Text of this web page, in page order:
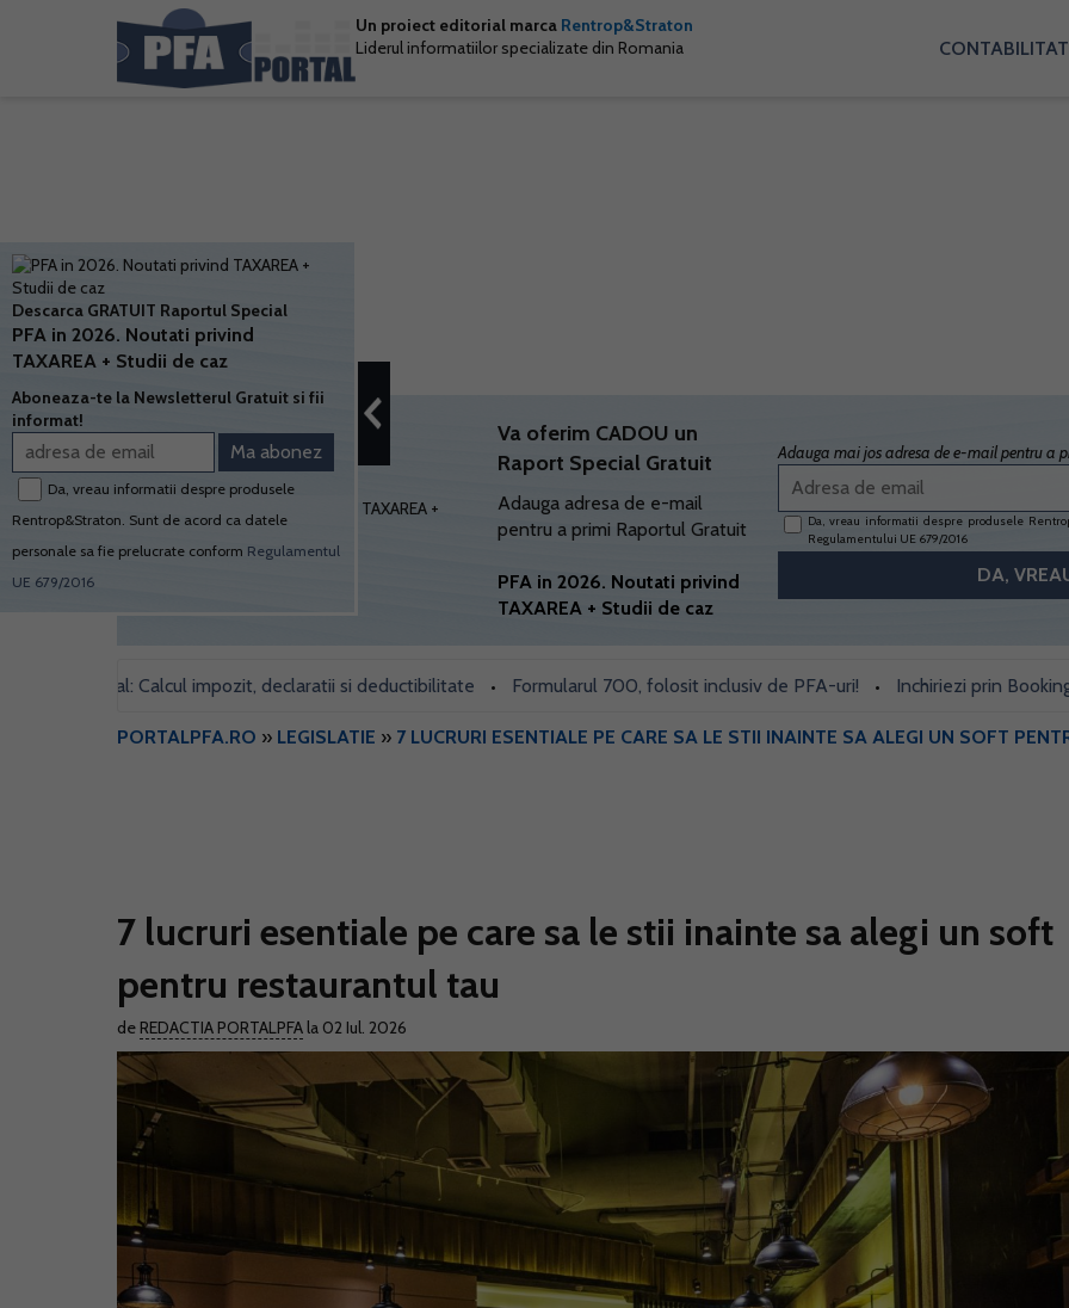
Un proiect editorial marca Rentrop&Straton
Liderul informatiilor specializate din Romania
Va oferim CADOU un
Raport Special Gratuit
Adauga adresa de e-mail
pentru a primi Raportul Gratuit
PFA in 2026. Noutati privind
TAXAREA + Studii de caz
Adauga mai jos adresa de e-mail pentru a
Da, vreau informatii despre produsele
Regulamentului UE 679/2016
social: Calcul impozit, declaratii si deductibilitate • Formularul 700, folosit inclusiv de PFA-uri! • Inchiriezi prin Booking si
PORTALPFA.RO » LEGISLATIE » 7 LUCRURI ESENTIALE PE CARE SA LE STII INAINTE SA ALEGI UN SOFT
7 lucruri esentiale pe care sa le stii inainte sa alegi un soft
pentru restaurantul tau
de REDACTIA PORTALPFA la 02 Iul. 2026
Descarca GRATUIT Raportul Special
PFA in 2026. Noutati privind
TAXAREA + Studii de caz
Aboneaza-te la Newsletterul Gratuit si fii
informat!
Da, vreau informatii despre produsele
Rentrop&Straton. Sunt de acord ca datele
personale sa fie prelucrate conform Regulamentul
UE 679/2016